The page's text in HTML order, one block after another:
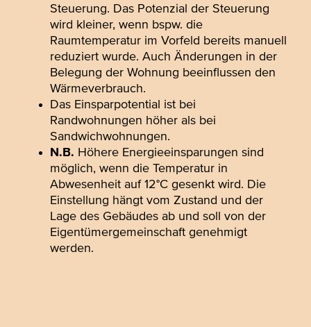
Steuerung. Das Potenzial der Steuerung
wird kleiner, wenn bspw. die
Raumtemperatur im Vorfeld bereits manuell
reduziert wurde. Auch Änderungen in der
Belegung der Wohnung beeinflussen den
Wärmeverbrauch.
Das Einsparpotential ist bei
Randwohnungen höher als bei
Sandwichwohnungen.
N.B. Höhere Energieeinsparungen sind
möglich, wenn die Temperatur in
Abwesenheit auf 12°C gesenkt wird. Die
Einstellung hängt vom Zustand und der
Lage des Gebäudes ab und soll von der
Eigentümergemeinschaft genehmigt
werden.